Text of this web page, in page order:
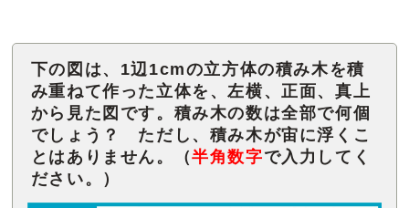
下の図は、1辺1cmの立方体の積み木を積
み重ねて作った立体を、左横、正面、真上
から見た図です。積み木の数は全部で何個
でしょう？ ただし、積み木が宙に浮くこ
とはありません。（半角数字で入力してく
ださい。）